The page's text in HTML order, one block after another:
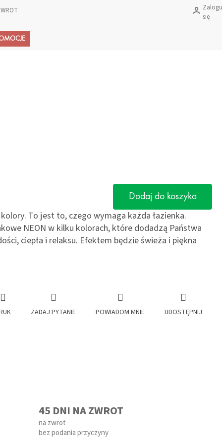
PRODUKTÓW?
się
Koszyk
Dodaj do koszyka
To jest to, czego wymaga każda łazienka.
NEON w kilku kolorach, które dodadzą Państwa
ciepła i relaksu. Efektem będzie świeża i piękna
ZADAJ PYTANIE POWIADOM MNIE UDOSTĘPNIJ
45 DNI NA ZWROT
na zwrot
bez podania przyczyny